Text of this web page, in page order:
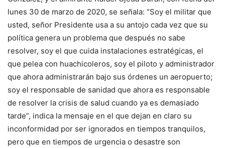
lunes 30 de marzo de 2020, se señala: “Soy el militar que
usted, señor Presidente usa a su antojo cada vez que su
política genera un problema que después no sabe
resolver, soy el que cuida instalaciones estratégicas, el
que pelea con huachicoleros, soy el piloto y administrador
que ahora administrarán bajo sus órdenes un aeropuerto;
soy el responsable de sanidad que ahora es responsable
de resolver la crisis de salud cuando ya es demasiado
tarde”, indica la mensaje en el que dejan en claro su
inconformidad por ser ignorados en tiempos tranquilos,
pero que en tiempos de urgencia o desastre son